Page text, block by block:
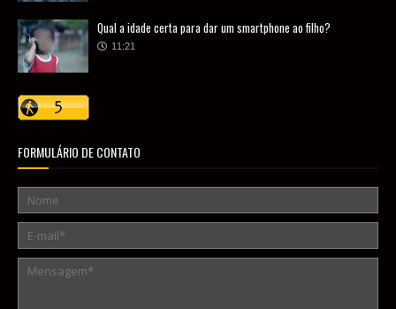
Qual a idade certa para dar um smartphone ao filho?
11:21
FORMULÁRIO DE CONTATO